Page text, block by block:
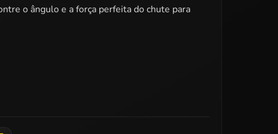
o ângulo e a força perfeita do chute para